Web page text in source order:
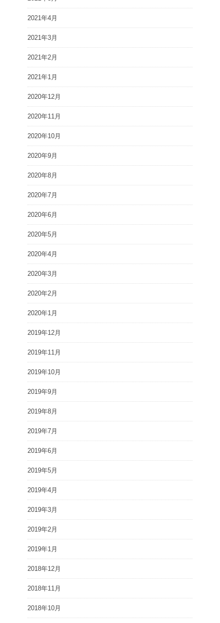
2021年4月
2021年3月
2021年2月
2021年1月
2020年12月
2020年11月
2020年10月
2020年9月
2020年8月
2020年7月
2020年6月
2020年5月
2020年4月
2020年3月
2020年2月
2020年1月
2019年12月
2019年11月
2019年10月
2019年9月
2019年8月
2019年7月
2019年6月
2019年5月
2019年4月
2019年3月
2019年2月
2019年1月
2018年12月
2018年11月
2018年10月